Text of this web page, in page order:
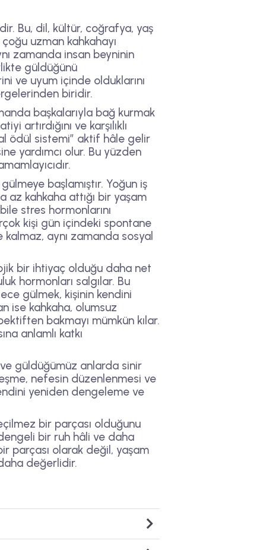
Bu, dil, kültür, coğrafya, yaş
uzman kahkahayı
zamanda insan beyninin
güldüğünü
ve uyum içinde olduklarını
biridir.
başkalarıyla bağ kurmak
artırdığını ve karşılıklı
ödül sistemi” aktif hâle gelir
yardımcı olur. Bu yüzden
başlamıştır. Yoğun iş
az kahkaha attığı bir yaşam
stres hormonlarını
kişi gün içindeki spontane
aynı zamanda sosyal
bir ihtiyaç olduğu daha net
hormonları salgılar. Bu
gülmek, kişinin kendini
ise kahkaha, olumsuz
bakmayı mümkün kılar.
anlamlı katkı
güldüğümüz anlarda sinir
nefesin düzenlenmesi ve
yeniden dengeleme ve
bir parçası olduğunu
bir ruh hâli ve daha
parçası olarak değil, yaşam
değerlidir.